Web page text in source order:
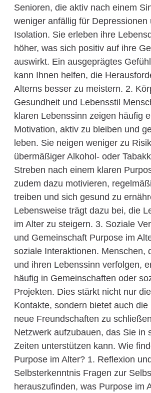
Senioren, die aktiv nach einem
weniger anfällig für Depressionen
Isolation. Sie erleben ihre
höher, was sich positiv auf ihre
auswirkt. Ein ausgeprägtes
kann Ihnen helfen, die
Alterns besser zu meistern. 2.
Gesundheit und Lebensstil
klaren Lebenssinn zeigen häufig
Motivation, aktiv zu bleiben und
leben. Sie neigen weniger zu
übermäßiger Alkohol- oder
Streben nach einem klaren
zudem dazu motivieren,
treiben und sich gesund zu
Lebensweise trägt dazu bei, die
im Alter zu steigern. 3. Soziale
und Gemeinschaft Purpose im
soziale Interaktionen. Menschen,
und ihren Lebenssinn verfolgen,
häufig in Gemeinschaften oder
Projekten. Dies stärkt nicht nur
Kontakte, sondern bietet auch die
neue Freundschaften zu
Netzwerk aufzubauen, das Sie in
Zeiten unterstützen kann. Wie
Purpose im Alter? 1. Reflexion und
Selbsterkenntnis Fragen zur
herauszufinden, was Purpose im